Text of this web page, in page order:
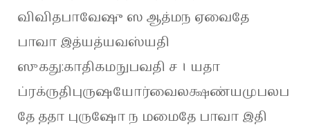
விவிதபாவேஷு ஸ ஆத்மந ஏவைதே
பாவா இத்யத்யவஸ்யதி
ஸுகது:காதிகமநுபவதி ச । யதா
ப்ரக்ருதிபுருஷயோர்வைலக்ஷண்யமுபலப
தே ததா புருஷோ ந மமைதே பாவா இதி